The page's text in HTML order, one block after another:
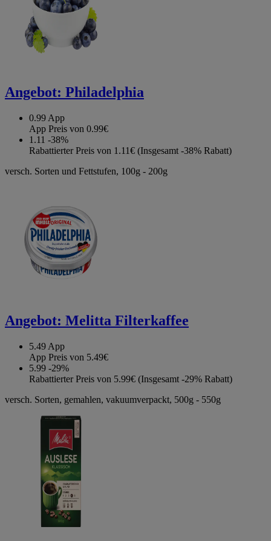
Angebot: Philadelphia
0.99 App
App Preis von 0.99€
1.11 -38%
Rabattierter Preis von 1.11€ (Insgesamt -38% Rabatt)
versch. Sorten und Fettstufen, 100g - 200g
Angebot: Melitta Filterkaffee
5.49 App
App Preis von 5.49€
5.99 -29%
Rabattierter Preis von 5.99€ (Insgesamt -29% Rabatt)
versch. Sorten, gemahlen, vakuumverpackt, 500g - 550g